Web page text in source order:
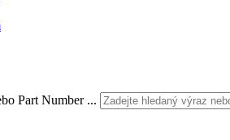
Part Number ...